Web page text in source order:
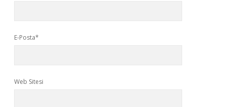
E-Posta*
Web Sitesi